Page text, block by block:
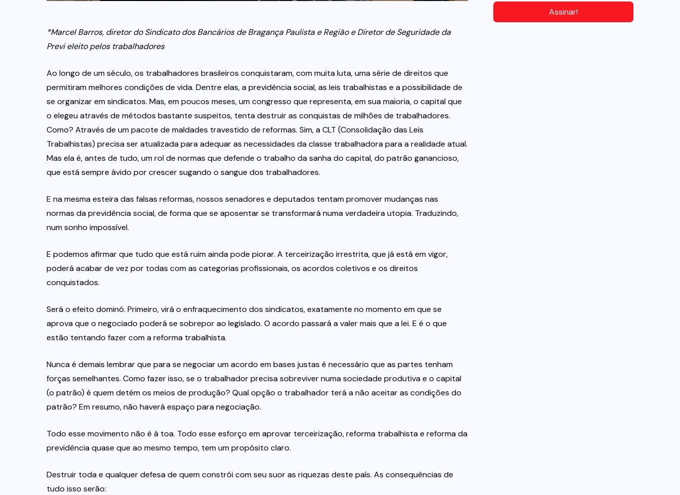
*Marcel Barros, diretor do Sindicato dos Bancários de Bragança Paulista e Região e Diretor de Seguridade da
Previ eleito pelos trabalhadores
Ao longo de um século, os trabalhadores brasileiros conquistaram, com muita luta, uma série de direitos que
permitiram melhores condições de vida. Dentre elas, a previdência social, as leis trabalhistas e a possibilidade de
se organizar em sindicatos. Mas, em poucos meses, um congresso que representa, em sua maioria, o capital que
o elegeu através de métodos bastante suspeitos, tenta destruir as conquistas de milhões de trabalhadores.
Como? Através de um pacote de maldades travestido de reformas. Sim, a CLT (Consolidação das Leis
Trabalhistas) precisa ser atualizada para adequar as necessidades da classe trabalhadora para a realidade atual.
Mas ela é, antes de tudo, um rol de normas que defende o trabalho da sanha do capital, do patrão ganancioso,
que está sempre ávido por crescer sugando o sangue dos trabalhadores.
E na mesma esteira das falsas reformas, nossos senadores e deputados tentam promover mudanças nas
normas da previdência social, de forma que se aposentar se transformará numa verdadeira utopia. Traduzindo,
num sonho impossível.
E podemos afirmar que tudo que está ruim ainda pode piorar. A terceirização irrestrita, que já está em vigor,
poderá acabar de vez por todas com as categorias profissionais, os acordos coletivos e os direitos
conquistados.
Será o efeito dominó. Primeiro, virá o enfraquecimento dos sindicatos, exatamente no momento em que se
aprova que o negociado poderá se sobrepor ao legislado. O acordo passará a valer mais que a lei. E é o que
estão tentando fazer com a reforma trabalhista.
Nunca é demais lembrar que para se negociar um acordo em bases justas é necessário que as partes tenham
forças semelhantes. Como fazer isso, se o trabalhador precisa sobreviver numa sociedade produtiva e o capital
(o patrão) é quem detém os meios de produção? Qual opção o trabalhador terá a não aceitar as condições do
patrão? Em resumo, não haverá espaço para negociação.
Todo esse movimento não é à toa. Todo esse esforço em aprovar terceirização, reforma trabalhista e reforma da
previdência quase que ao mesmo tempo, tem um propósito claro.
Destruir toda e qualquer defesa de quem constrói com seu suor as riquezas deste país. As consequências de
tudo isso serão: